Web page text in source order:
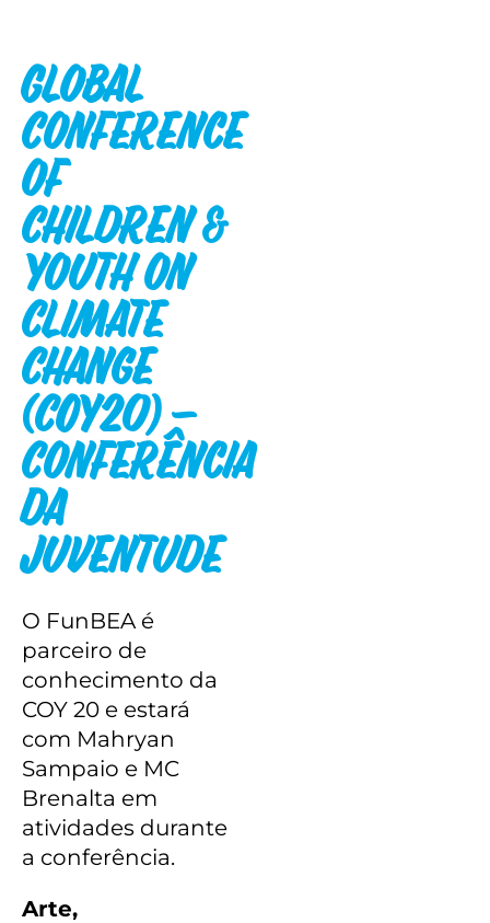
Global
Conference
of
Children &
Youth on
Climate
Change
(COY20) –
Conferência
da
Juventude
O FunBEA é
parceiro de
conhecimento da
COY 20 e estará
com Mahryan
Sampaio e MC
Brenalta em
atividades durante
a conferência.
Arte,